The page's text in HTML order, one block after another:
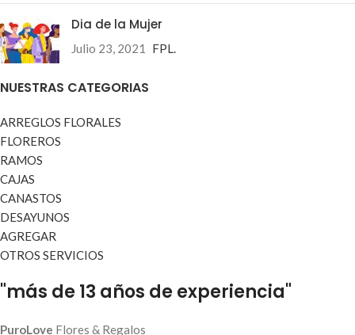
Dia de la Mujer
Julio 23, 2021 FPL.
NUESTRAS CATEGORIAS
ARREGLOS FLORALES
FLOREROS
RAMOS
CAJAS
CANASTOS
DESAYUNOS
AGREGAR
OTROS SERVICIOS
"más de 13 años de experiencia"
PuroLove Flores & Regalos